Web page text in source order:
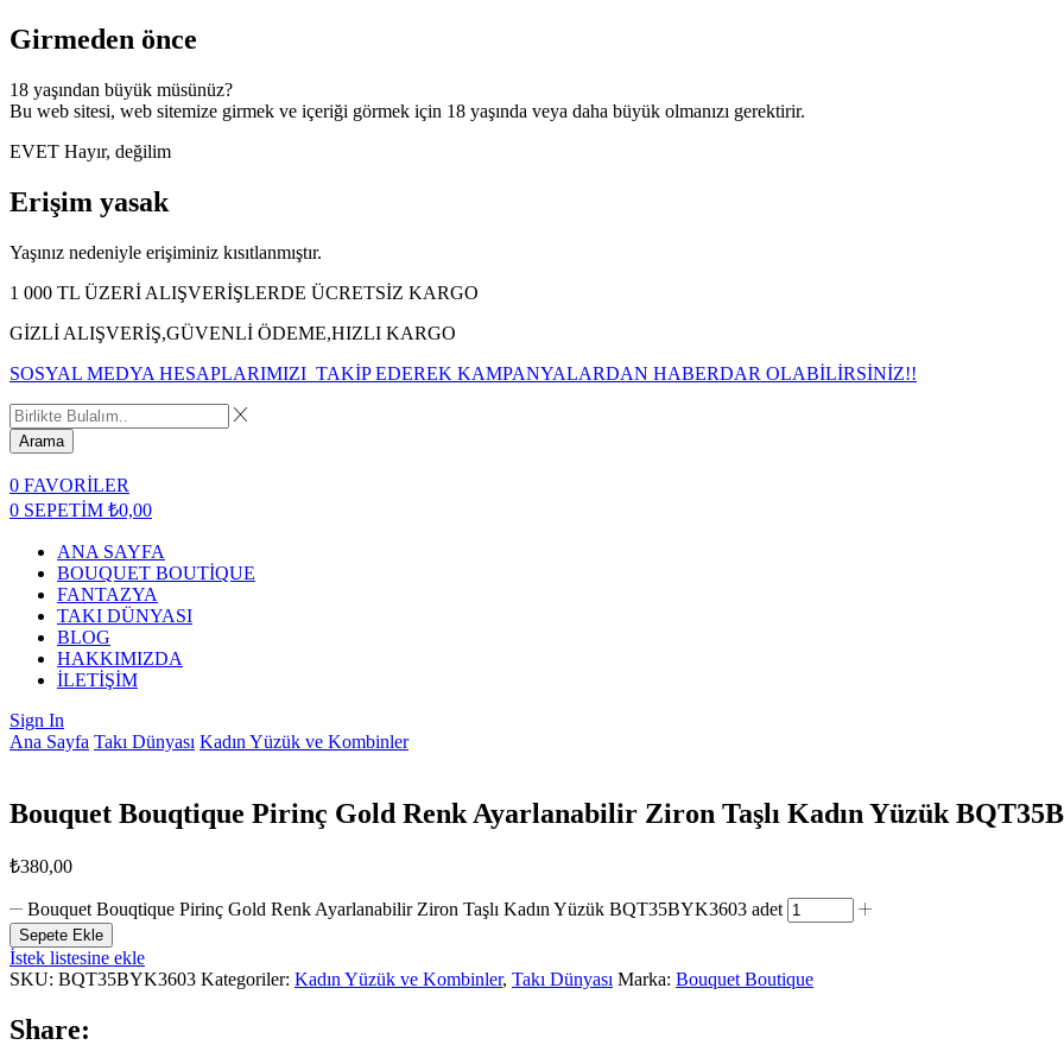
Girmeden önce
18 yaşından büyük müsünüz?
Bu web sitesi, web sitemize girmek ve içeriği görmek için 18 yaşında veya daha büyük olmanızı gerektirir.
EVET Hayır, değilim
Erişim yasak
Yaşınız nedeniyle erişiminiz kısıtlanmıştır.
1 000 TL ÜZERİ ALIŞVERİŞLERDE ÜCRETSİZ KARGO
GİZLİ ALIŞVERİŞ,GÜVENLİ ÖDEME,HIZLI KARGO
SOSYAL MEDYA HESAPLARIMIZI TAKİP EDEREK KAMPANYALARDAN HABERDAR OLABİLİRSİNİZ!!
Arama
0 FAVORİLER
0 SEPETİM ₺0,00
ANA SAYFA
BOUQUET BOUTİQUE
FANTAZYA
TAKI DÜNYASI
BLOG
HAKKIMIZDA
İLETİŞİM
Sign In
Ana Sayfa Takı Dünyası Kadın Yüzük ve Kombinler
Bouquet Bouqtique Pirinç Gold Renk Ayarlanabilir Ziron Taşlı Kadın Yüzük
₺380,00
Bouquet Bouqtique Pirinç Gold Renk Ayarlanabilir Ziron Taşlı Kadın Yüzük BQT35BYK3603 adet
Sepete Ekle
İstek listesine ekle
SKU: BQT35BYK3603 Kategoriler: Kadın Yüzük ve Kombinler, Takı Dünyası Marka: Bouquet Boutique
Share: